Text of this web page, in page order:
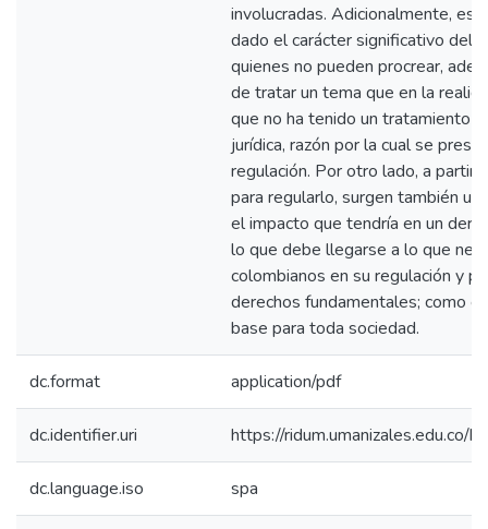
involucradas. Adicionalmente,
dado el carácter significativo del
quienes no pueden procrear,
de tratar un tema que en la
que no ha tenido un tratamiento
jurídica, razón por la cual se
regulación. Por otro lado, a partir
para regularlo, surgen también
el impacto que tendría en un
lo que debe llegarse a lo que
colombianos en su regulación y
derechos fundamentales; como
base para toda sociedad.
dc.format application/pdf
dc.identifier.uri https://
dc.language.iso spa